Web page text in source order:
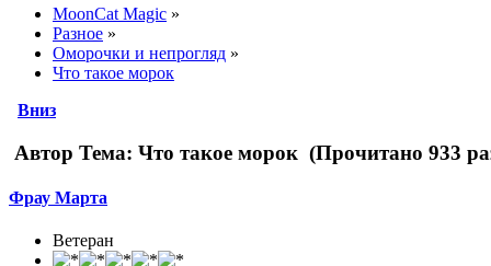
MoonCat Magic »
Разное »
Оморочки и непрогляд »
Что такое морок
Вниз
Автор Тема: Что такое морок (Прочитано 933
Фрау Марта
Ветеран